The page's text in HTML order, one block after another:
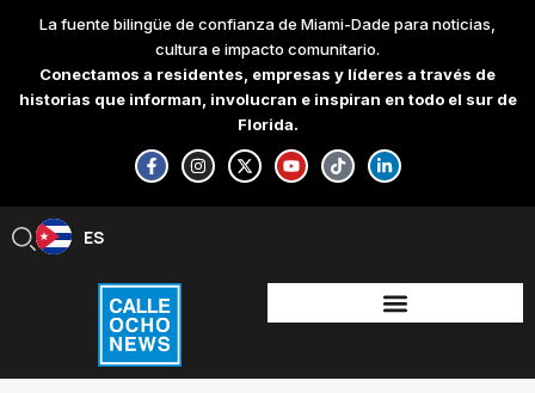
content
La fuente bilingüe de confianza de Miami-Dade para noticias,
cultura e impacto comunitario.
Conectamos a residentes, empresas y líderes a través de
historias que informan, involucran e inspiran en todo el sur de
Florida.
F
a
c
e
-
f
I
n
s
t
X
-
t
w
Y
o
u
t
T
i
k
t
L
i
n
k
-
i
n
ES
EN